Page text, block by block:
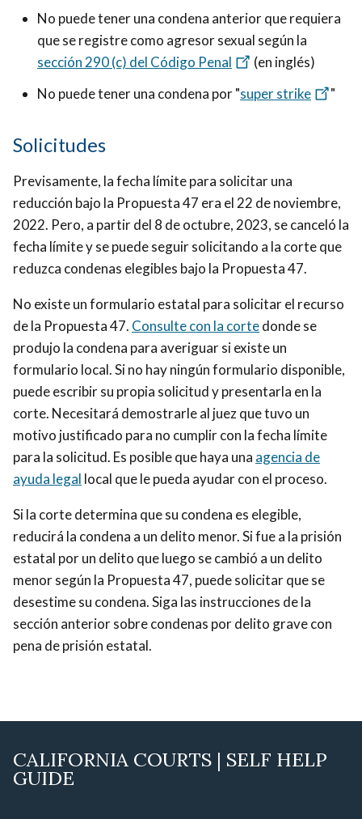
No puede tener una condena anterior que requiera
que se registre como agresor sexual según la
sección 290 (c) del Código Penal
(en inglés)
No puede tener una condena por "super strike "
Solicitudes
Previsamente, la fecha límite para solicitar una
reducción bajo la Propuesta 47 era el 22 de noviembre,
2022. Pero, a partir del 8 de octubre, 2023, se canceló la
fecha límite y se puede seguir solicitando a la corte que
reduzca condenas elegibles bajo la Propuesta 47.
No existe un formulario estatal para solicitar el recurso
de la Propuesta 47. Consulte con la cortedonde se
produjo la condena para averiguar si existe un
formulario local. Si no hay ningún formulario disponible,
puede escribir su propia solicitud y presentarla en la
corte. Necesitará demostrarle al juez que tuvo un
motivo justificado para no cumplir con la fecha límite
para la solicitud. Es posible que haya una agencia de
ayuda legal local que le pueda ayudar con el proceso.
Si la corte determina que su condena es elegible,
reducirá la condena a un delito menor. Si fue a la prisión
estatal por un delito que luego se cambió a un delito
menor según la Propuesta 47, puede solicitar que se
desestime su condena. Siga las instrucciones de la
sección anterior sobre condenas por delito grave con
pena de prisión estatal.
CALIFORNIA COURTS | SELF HELP
GUIDE